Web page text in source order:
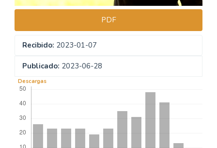
PDF
Recibido: 2023-01-07
Publicado: 2023-06-28
Descargas